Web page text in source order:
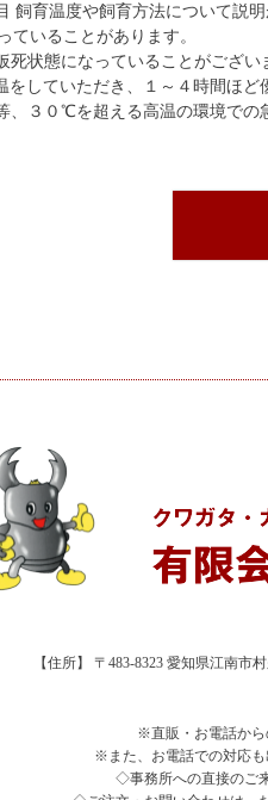
飼育温度や飼育方法について説
ていることがあります。
状態になっていることがござい
していただき、１～４時間ほど
、３０℃を超える高温の環境での
【住所】 〒483-8323 愛知県江南市
※直販・お電話から
※また、お電話での対応も
◇事務所への直接のご